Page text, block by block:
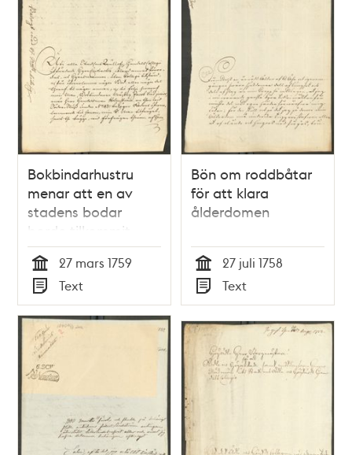
Bokbindarhustru
menar att en av
stadens bodar
borde tilkommit
hennes make
Tid
27 mars 1759
Typ
Text
Bön om roddbåtar
för att klara
ålderdomen
Tid
27 juli 1758
Typ
Text